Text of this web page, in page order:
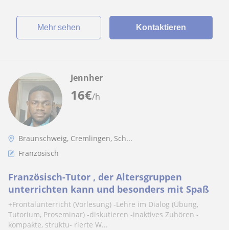
Mehr sehen Kontaktieren
16€/h
Jennher
Braunschweig, Cremlingen, Sch...
Französisch
Französisch-Tutor , der Altersgruppen
unterrichten kann und besonders mit Spaß
+Frontalunterricht (Vorlesung) -Lehre im Dialog (Übung,
Tutorium, Proseminar) -diskutieren -inaktives Zuhören -
kompakte, struktu- rierte W...